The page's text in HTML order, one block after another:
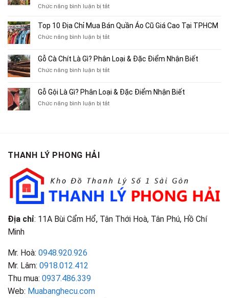
Chuyên
Bán
Xe
Cũ,
Xe
Cũ
TP.HCM
Chức năng bình luận bị tắtở
10
Thu
Sách
Tạp
Chí
Top 10 Địa Chỉ Mua Bán Quần Áo Cũ Giá Cao Tại TPHCM
Chức năng bình luận bị tắtở
Địa
Chỉ
Bán
Áo
Gỗ Cà Chít Là Gì? Phân Loại & Đặc Điểm Nhận Biết
Chức năng bình luận bị tắtở
Chít
Là
Gỗ Gội Là Gì? Phân Loại & Đặc Điểm Nhận Biết
Chức năng bình luận bị tắtở
Điểm
Nhận
Biết
THANH LÝ PHONG HẢI
Địa chỉ: 11A Bùi Cẩm Hổ, Tân Thới Hoà, Tân Phú, Hồ Chí
Minh
Mr. Hoà: 0948.920.926
Mr. Lâm: 0918.012.412
Thu mua: 0937.486.339
Web: Muabanghecu.com